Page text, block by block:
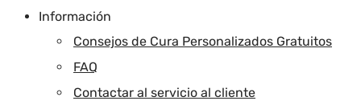
Información
Consejos de Cura Personalizados Gratuitos
FAQ
Contactar al servicio al cliente